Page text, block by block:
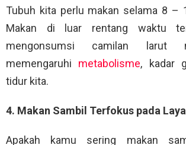
Tubuh kita perlu makan selama 8 –
Makan di luar rentang waktu
mengonsumsi camilan larut
memengaruhi metabolisme, kadar
tidur kita.
4. Makan Sambil Terfokus pada
Apakah kamu sering makan